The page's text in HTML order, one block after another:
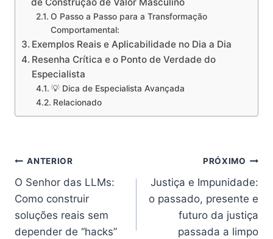
O Passo a Passo para a Transformação
Comportamental:
Exemplos Reais e Aplicabilidade no Dia a Dia
Resenha Crítica e o Ponto de Verdade do
Especialista
💡 Dica de Especialista Avançada
Relacionado
Navegação
de
Post
ANTERIOR
O Senhor das LLMs:
Como construir
soluções reais sem
depender de “hacks”
PRÓXIMO
Justiça e Impunidade:
o passado, presente e
futuro da justiça
passada a limpo